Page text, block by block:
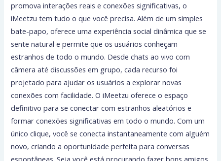
promova interações reais e conexões significativas, o
iMeetzu tem tudo o que você precisa. Além de um simples
bate-papo, oferece uma experiência social dinâmica que se
sente natural e permite que os usuários conheçam
estranhos de todo o mundo. Desde chats ao vivo com
câmera até discussões em grupo, cada recurso foi
projetado para ajudar os usuários a explorar novas
conexões com facilidade. O iMeetzu oferece o espaço
definitivo para se conectar com estranhos aleatórios e
formar conexões significativas em todo o mundo. Com um
único clique, você se conecta instantaneamente com alguém
novo, criando a oportunidade perfeita para conversas